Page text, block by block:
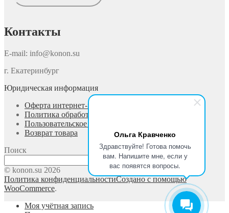
Ольга Кравченко
Здравствуйте! Готова помочь
вам. Напишите мне, если у
вас появятся вопросы.
Контакты
E-mail: info@konon.su
г. Екатеринбург
Юридическая информация
Оферта интернет-магазина
Политика обработки персональных данных
Пользовательское соглашение
Возврат товара
Поиск
Поиск
© konon.su 2026
Политика конфиденциальностиСоздано с помощью
WooCommerce.
Моя учётная запись